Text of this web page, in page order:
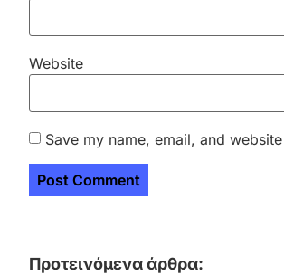
Website
Save my name, email, and
Προτεινόμενα άρθρα: